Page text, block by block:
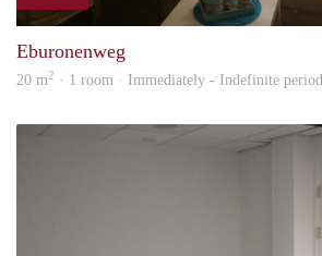
Eburonenweg
20 m2 · 1 room · Immediately - Indefinite period